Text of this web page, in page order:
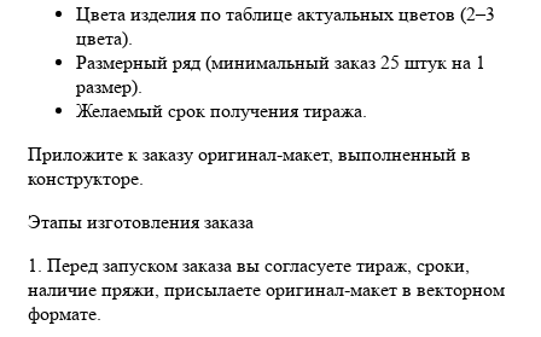
Цвета изделия по таблице актуальных цветов (2–3
цвета).
Размерный ряд (минимальный заказ 25 штук на 1
размер).
Желаемый срок получения тиража.
Приложите к заказу оригинал-макет, выполненный в
конструкторе.
Этапы изготовления заказа
1. Перед запуском заказа вы согласуете тираж, сроки,
наличие пряжи, присылаете оригинал-макет в векторном
формате.